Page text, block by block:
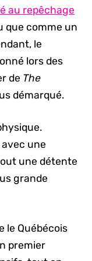
au repêchage
que comme un
le
lors des
de The
démarqué.
une
une détente
grande
le Québécois
premier